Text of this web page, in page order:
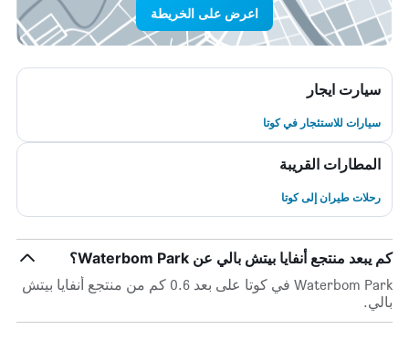
اعرض على الخريطة
سيارت ايجار
سيارات للاستئجار في كوتا
المطارات القريبة
رحلات طيران إلى كوتا
كم يبعد منتجع أنفايا بيتش بالي عن Waterbom Park؟
Waterbom Park في كوتا على بعد 0.6 كم من منتجع أنفايا بيتش
بالي.